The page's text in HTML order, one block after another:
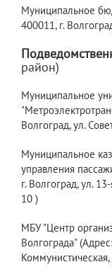
Муниципальное
400011, г.
район)
Муниципальное
Волгоград, ул.
Муниципальное
управления
г. Волгоград, ул.
10 )
МБУ "Центр
Волгограда"